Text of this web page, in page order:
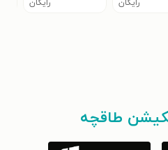
رایگان رایگان
طاقچه